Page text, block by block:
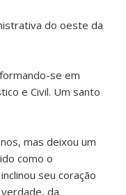
do oeste da
se em
e Civil. Um santo
mas deixou um
como o
seu coração
da